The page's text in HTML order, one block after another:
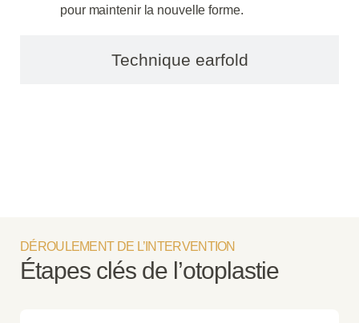
Technique earfold
pour maintenir la nouvelle forme.
DÉROULEMENT DE L’INTERVENTION​
Étapes clés de l’otoplastie